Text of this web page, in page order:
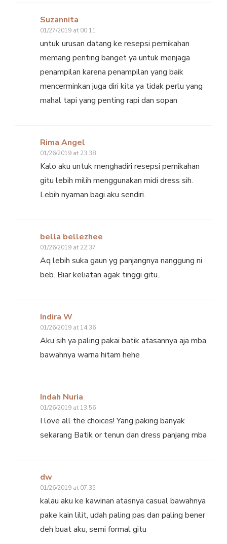
Suzannita
01/27/2019 at 00:11
untuk urusan datang ke resepsi pernikahan
memang penting banget ya untuk menjaga
penampilan karena penampilan yang baik
mencerminkan juga diri kita ya tidak perlu yang
mahal tapi yang penting rapi dan sopan
Rima Angel
01/26/2019 at 23:38
Kalo aku untuk menghadiri resepsi pernikahan
gitu lebih milih menggunakan midi dress sih.
Lebih nyaman bagi aku sendiri.
bella bellezhee
01/26/2019 at 22:37
Aq lebih suka gaun yg panjangnya nanggung ni
beb. Biar keliatan agak tinggi gitu..
Indira W
01/26/2019 at 14:36
Aku sih ya paling pakai batik atasannya aja mba,
bawahnya warna hitam hehe
Indah Nuria
01/26/2019 at 13:56
I love all the choices! Yang paking banyak
sekarang Batik or tenun dan dress panjang mba
dw
01/26/2019 at 07:35
kalau aku ke kawinan atasnya casual bawahnya
pake kain lilit, udah paling pas dan paling bener
deh buat aku, semi formal gitu